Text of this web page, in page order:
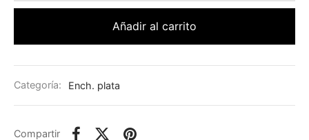
Añadir al carrito
Categoría: Ench. plata
Compartir